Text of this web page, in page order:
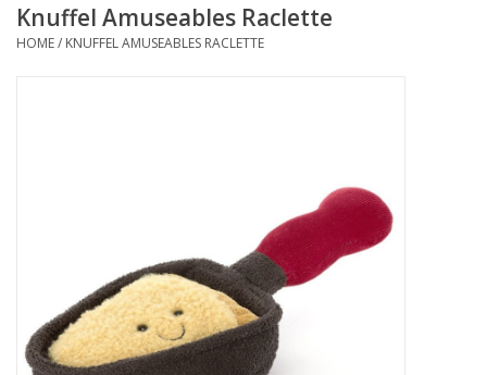
Gadgets
Knuffel Amuseables Raclette
HOME/ KNUFFEL AMUSEABLES RACLETTE